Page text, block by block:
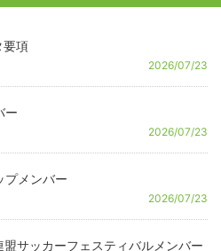
項
2026/07/23
ー
2026/07/23
メンバー
2026/07/23
ッカーフェスティバルメンバー